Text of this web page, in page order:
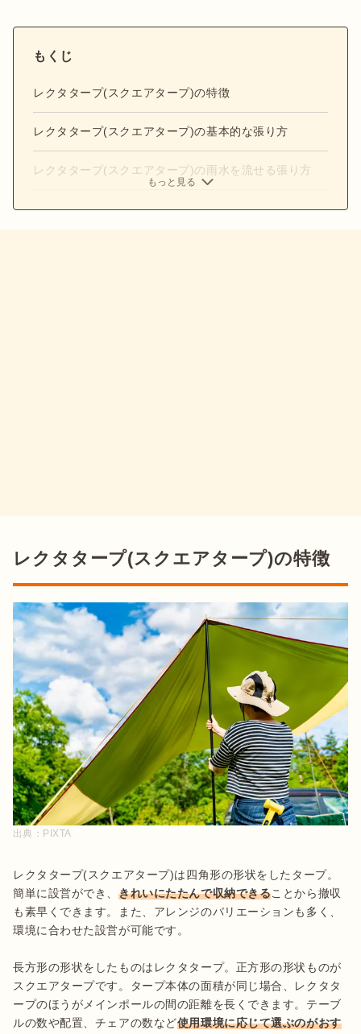
もくじ
レクタタープ(スクエアタープ)の特徴
レクタタープ(スクエアタープ)の基本的な張り方
レクタタープ(スクエアタープ)の雨水を流せる張り方
もっと見る
レクタタープ(スクエアタープ)の特徴
出典： PIXTA
レクタタープ(スクエアタープ)は四角形の形状をしたタープ。
簡単に設営ができ、きれいにたたんで収納できることから撤収
も素早くできます。また、アレンジのバリエーションも多く、
環境に合わせた設営が可能です。
長方形の形状をしたものはレクタタープ。正方形の形状ものが
スクエアタープです。タープ本体の面積が同じ場合、レクタタ
ープのほうがメインポールの間の距離を長くできます。テーブ
ルの数や配置、チェアの数など使用環境に応じて選ぶのがおす